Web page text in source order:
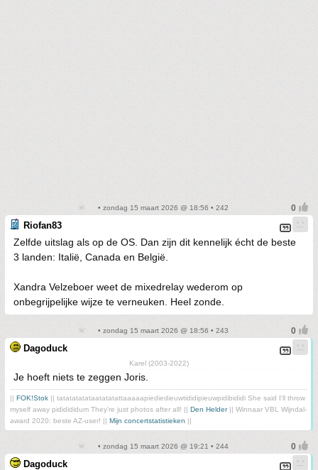
• zondag 15 maart 2026 @ 18:56 • 242
Riofan83
Zelfde uitslag als op de OS. Dan zijn dit kennelijk écht de beste
3 landen: Italië, Canada en België.
Xandra Velzeboer weet de mixedrelay wederom op
onbegrijpelijke wijze te verneuken. Heel zonde.
• zondag 15 maart 2026 @ 18:56 • 243
Dagoduck
Karel (2003-2022)
Je hoeft niets te zeggen Joris.
FOK!Stok || tatatatatataatatatattaaaaapiediedieuwtididipieuwpidibididi She said I'll throw
myself away pididididum They're just photos after all! || Den Helder|| Winnaar VBL Wijndal-
award 2020: beste AZ-user! || Mijn concertstatistieken
• zondag 15 maart 2026 @ 19:21 • 244
Dagoduck